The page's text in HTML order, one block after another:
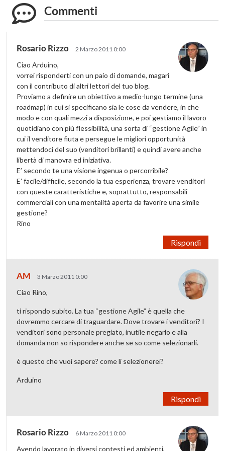
Commenti
Rosario Rizzo 2 Marzo 2011 0:00
Ciao Arduino,
vorrei risponderti con un paio di domande, magari
con il contributo di altri lettori del tuo blog.
Proviamo a definire un obiettivo a medio-lungo termine (una
roadmap) in cui si specificano sia le cose da vendere, in che
modo e con quali mezzi a disposizione, e poi gestiamo il lavoro
quotidiano con più flessibilità, una sorta di “gestione Agile” in
cui il venditore fiuta e persegue le migliori opportunità
mettendoci del suo (venditori brillanti) e quindi avere anche
libertà di manovra ed iniziativa.
E’ secondo te una visione ingenua o percorribile?
E’ facile/difficile, secondo la tua esperienza, trovare venditori
con queste caratteristiche e, soprattutto, responsabili
commerciali con una mentalità aperta da favorire una simile
gestione?
Rino
Rispondi
AM 3 Marzo 2011 0:00
Ciao Rino,
ti rispondo subito. La tua “gestione Agile” è quella che
dovremmo cercare di traguardare. Dove trovare i venditori? I
venditori sono personale pregiato, inutile negarlo e alla
domanda non so rispondere anche se so come selezionarli.
è questo che vuoi sapere? come li selezionerei?
Arduino
Rispondi
Rosario Rizzo 6 Marzo 2011 0:00
Avendo lavorato in diversi contesti ed ambienti,